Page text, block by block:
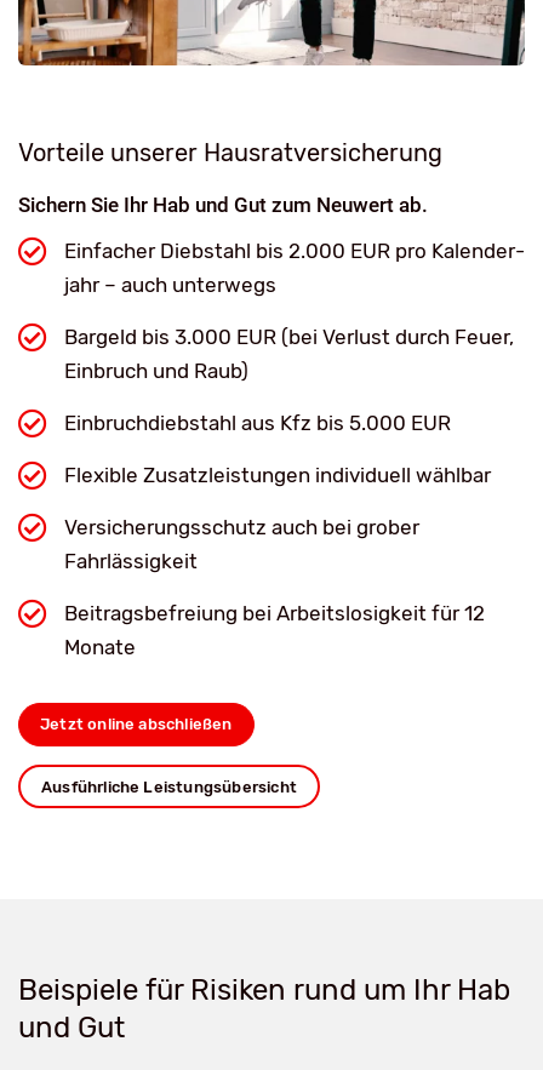
Vorteile unserer Hausratversicherung
Sichern Sie Ihr Hab und Gut zum Neu­wert ab­.
Ein­facher Dieb­stahl bis 2.000 EUR pro Kalender­
jahr – auch unterwegs
Bar­geld bis 3.000 EUR (bei Ver­lust durch Feuer,
Ein­bruch und Raub)
Einbruchdiebstahl aus Kfz bis 5.000 EUR
Flexible Zusatzleistungen individuell wählbar
Versicherungsschutz auch bei grober
Fahrlässigkeit
Beitragsbefreiung bei Arbeitslosigkeit für 12
Monate
Jetzt online abschließen
Ausführliche Leistungsübersicht
Beispiele für Risiken rund um Ihr Hab
und Gut